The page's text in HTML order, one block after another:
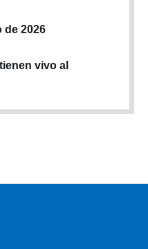
de 2026
vivo al